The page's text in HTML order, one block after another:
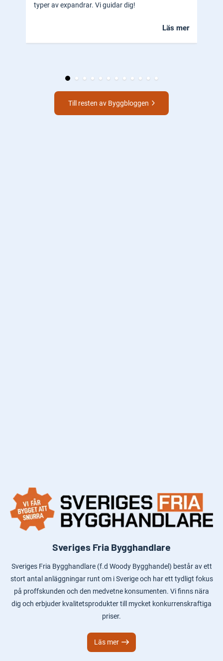
typer av expandrar. Vi guidar dig!
Läs mer
Till resten av Byggbloggen
Sveriges Fria Bygghandlare
Sveriges Fria Bygghandlare (f.d Woody Bygghandel) består av ett
stort antal anläggningar runt om i Sverige och har ett tydligt fokus
på proffskunden och den medvetne konsumenten. Vi finns nära
dig och erbjuder kvalitetsprodukter till mycket konkurrenskraftiga
priser.
Läs mer